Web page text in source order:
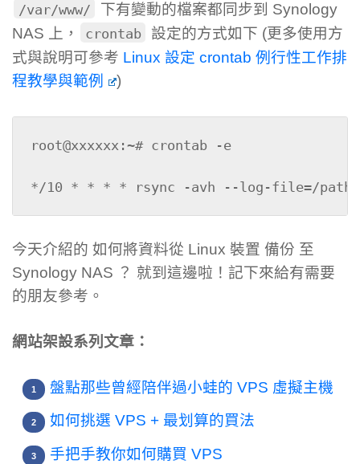
/var/www/
下有變動的檔案都同步到 Synology
NAS 上，
crontab
設定的方式如下 (更多使用方
式與說明可參考 Linux 設定 crontab 例行性工作排
程教學與範例
)
root@xxxxxx:~# crontab -e
*/10 * * * * rsync -avh --log-file=/path/
今天介紹的 如何將資料從 Linux 裝置 備份 至
Synology NAS ？ 就到這邊啦！記下來給有需要
的朋友參考。
網站架設系列文章：
盤點那些曾經陪伴過小蛙的 VPS 虛擬主機
如何挑選 VPS + 最划算的買法
手把手教你如何購買 VPS